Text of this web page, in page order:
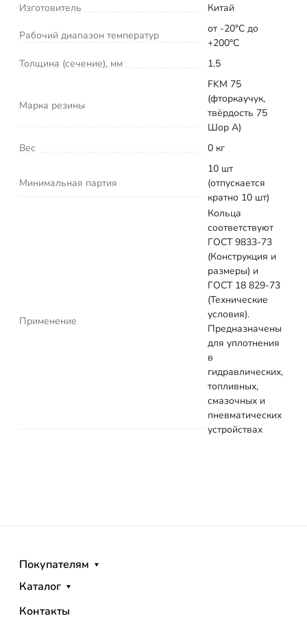
Изготовитель
Китай
Рабочий диапазон температур
от -20°С до
+200°С
Толщина (сечение), мм
1.5
Марка резины
FKM 75
(фторкаучук,
твёрдость 75
Шор А)
Вес
0 кг
Минимальная партия
10 шт
(отпускается
кратно 10 шт)
Применение
Кольца
соответствуют
ГОСТ 9833-73
(Конструкция и
размеры) и
ГОСТ 18 829-73
(Технические
условия).
Предназначены
для уплотнения
в
гидравлических,
топливных,
смазочных и
пневматических
устройствах
Покупателям
Каталог
Контакты